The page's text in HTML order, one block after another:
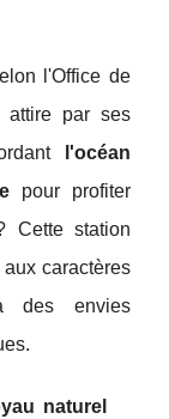
l'Office de
attire par ses
l'océan
pour profiter
Cette station
caractères
des envies
naturel